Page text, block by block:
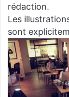
rédaction.
Les
sont